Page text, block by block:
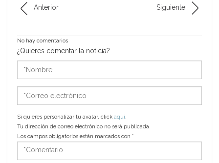
Anterior Siguiente
No hay comentarios
¿Quieres comentar la noticia?
*Nombre
*Correo
electrónico
Si quieres personalizar tu avatar, click aquí.
Tu dirección de correo electrónico no será publicada.
Los campos obligatorios están marcados con *
*Comentario